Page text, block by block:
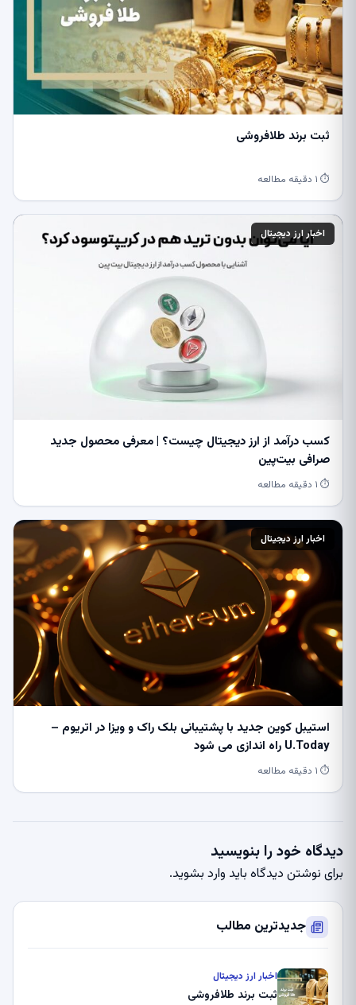
ثبت برند طلافروشی
⏱ ۱ دقیقه مطالعه
اخبار ارز دیجیتال
کسب درآمد از ارز دیجیتال چیست؟ | معرفی محصول جدید
صرافی بیت‌پین
⏱ ۱ دقیقه مطالعه
اخبار ارز دیجیتال
استیبل کوین جدید با پشتیبانی بلک راک و ویزا در اتریوم –
U.Today راه اندازی می شود
⏱ ۱ دقیقه مطالعه
دیدگاه خود را بنویسید
برای نوشتن دیدگاه باید وارد بشوید.
جدیدترین مطالب
اخبار ارز دیجیتال
ثبت برند طلافروشی